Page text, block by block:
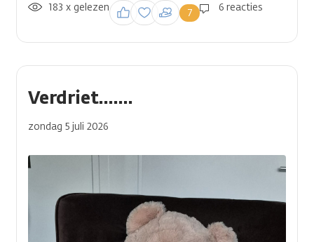
6 reacties
7
Inloggen om een
reactie te plaatsen
183 x gelezen
Verdriet.......
zondag 5 juli 2026